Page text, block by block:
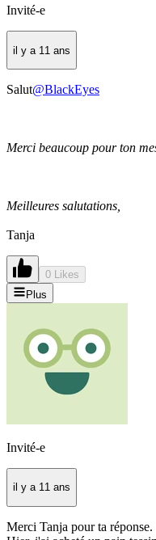
Invité-e
il y a 11 ans
Salut@BlackEyes
Merci beaucoup pour ton
Meilleures salutations,
Tanja
0 Likes
Plus
Invité-e
il y a 11 ans
Merci Tanja pour ta réponse.